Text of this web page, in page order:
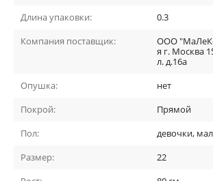
Длина упаковки:
0.3
Компания поставщик:
ООО
я г. Москва
л. д.16а
Опушка:
нет
Покрой:
Прямой
Пол:
девочки,
Размер:
22